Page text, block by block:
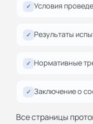
✓ Условия
✓ Результаты
✓ Нормативные
✓ Заключение о
Все страницы